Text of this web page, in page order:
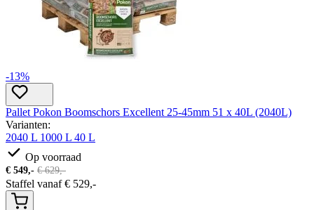
-13%
Pallet Pokon Boomschors Excellent 25-45mm 51 x 40L (2040L)
Varianten:
2040 L 1000 L 40 L
Op voorraad
€ 549,- €629,-
Staffel vanaf€ 529,-